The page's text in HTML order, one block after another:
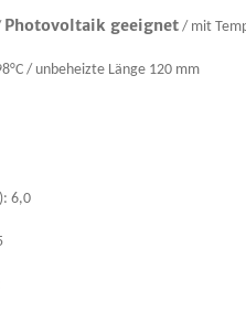
Photovoltaik geeignet / mit
/ unbeheizte Länge 120 mm
6,0